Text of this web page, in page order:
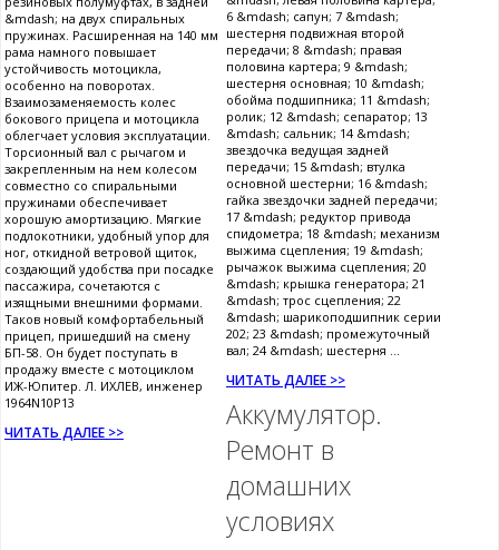
&mdash; на двух спиральных
пружинах. Расширенная на 140 мм
рама намного повышает
устойчивость мотоцикла,
особенно на поворотах.
Взаимозаменяемость колес
бокового прицепа и мотоцикла
облегчает условия эксплуатации.
Торсионный вал с рычагом и
закрепленным на нем колесом
совместно со спиральными
пружинами обеспечивает
хорошую амортизацию. Мягкие
подлокотники, удобный упор для
ног, откидной ветровой щиток,
создающий удобства при посадке
пассажира, сочетаются с
изящными внешними формами.
Таков новый комфортабельный
прицеп, пришедший на смену
БП-58. Он будет поступать в
продажу вместе с мотоциклом
ИЖ-Юпитер. Л. ИХЛЕВ, инженер
1964N10P13
ЧИТАТЬ ДАЛЕЕ >>
6 &mdash; сапун; 7 &mdash;
шестерня подвижная второй
передачи; 8 &mdash; правая
половина картера; 9 &mdash;
шестерня основная; 10 &mdash;
обойма подшипника; 11 &mdash;
ролик; 12 &mdash; сепаратор; 13
&mdash; сальник; 14 &mdash;
звездочка ведущая задней
передачи; 15 &mdash; втулка
основной шестерни; 16 &mdash;
гайка звездочки задней передачи;
17 &mdash; редуктор привода
спидометра; 18 &mdash; механизм
выжима сцепления; 19 &mdash;
рычажок выжима сцепления; 20
&mdash; крышка генератора; 21
&mdash; трос сцепления; 22
&mdash; шарикоподшипник серии
202; 23 &mdash; промежуточный
вал; 24 &mdash; шестерня ...
ЧИТАТЬ ДАЛЕЕ >>
Аккумулятор.
Ремонт в
домашних
условиях